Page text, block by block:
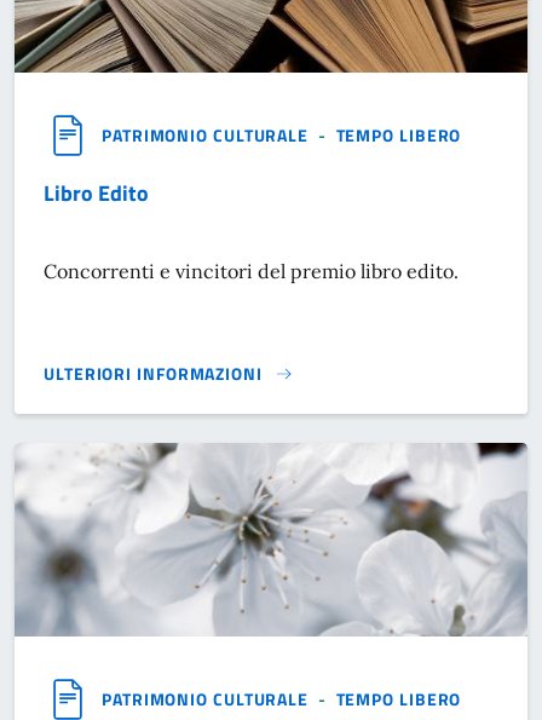
PATRIMONIO CULTURALE - TEMPO LIBERO
Libro Edito
Concorrenti e vincitori del premio libro edito.
ULTERIORI INFORMAZIONI
LIBRO EDITO}
PATRIMONIO CULTURALE - TEMPO LIBERO